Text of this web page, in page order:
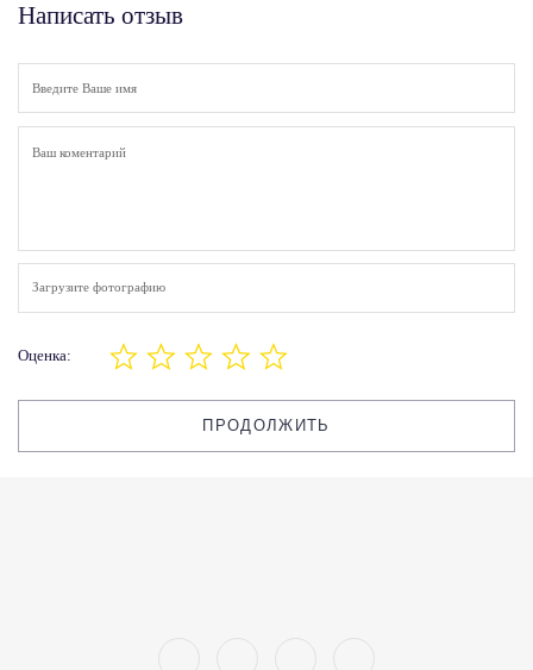
Написать отзыв
Загрузите фотографию
Оценка:
ПРОДОЛЖИТЬ